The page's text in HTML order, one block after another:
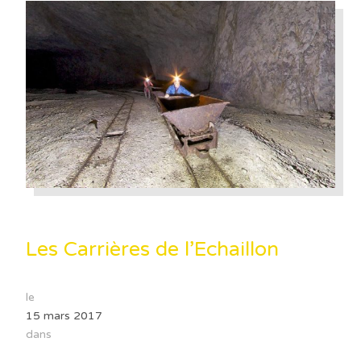
Les Carrières de l’Echaillon
le
15 mars 2017
dans